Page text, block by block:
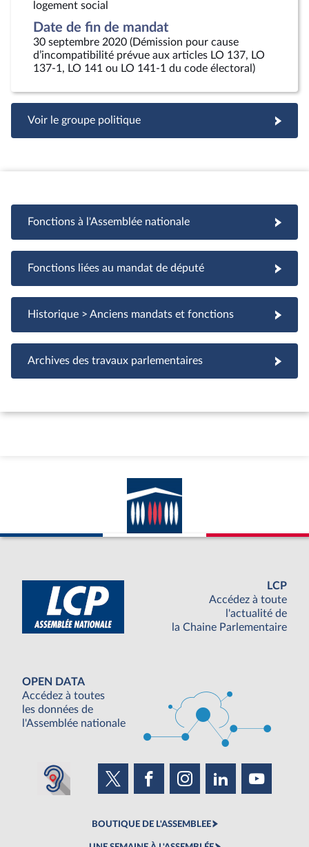
logement social
Date de fin de mandat
30 septembre 2020 (Démission pour cause
d’incompatibilité prévue aux articles LO 137, LO
137-1, LO 141 ou LO 141-1 du code électoral)
Voir le groupe politique
Fonctions à l'Assemblée nationale
Fonctions à l'Assemblée nationale
Fonctions liées au mandat de député
Fonctions liées au mandat de député
Historique > Anciens mandats et fonctions
Archives des travaux parlementaires
LCP
Accédez à toute
l'actualité de
la Chaine Parlementaire
OPEN DATA
Accédez à toutes
les données de
l'Assemblée nationale
BOUTIQUE DE L'ASSEMBLEE